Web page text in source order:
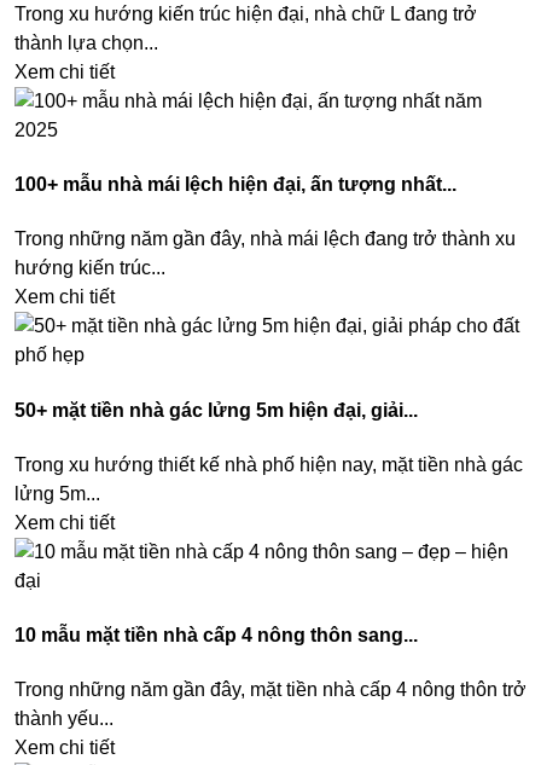
Trong xu hướng kiến trúc hiện đại, nhà chữ L đang trở
thành lựa chọn...
Xem chi tiết
100+ mẫu nhà mái lệch hiện đại, ấn tượng nhất...
Trong những năm gần đây, nhà mái lệch đang trở thành xu
hướng kiến trúc...
Xem chi tiết
50+ mặt tiền nhà gác lửng 5m hiện đại, giải...
Trong xu hướng thiết kế nhà phố hiện nay, mặt tiền nhà gác
lửng 5m...
Xem chi tiết
10 mẫu mặt tiền nhà cấp 4 nông thôn sang...
Trong những năm gần đây, mặt tiền nhà cấp 4 nông thôn trở
thành yếu...
Xem chi tiết